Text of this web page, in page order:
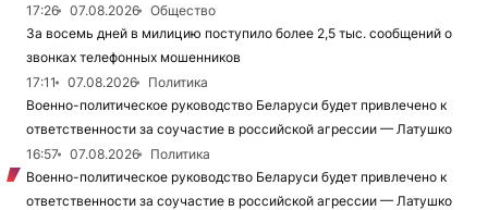
17:26
07.08.2026
Общество
За восемь дней в милицию поступило более 2,5 тыс. сообщений о
звонках телефонных мошенников
17:11
07.08.2026
Политика
Военно-политическое руководство Беларуси будет привлечено к
ответственности за соучастие в российской агрессии — Латушко
16:57
07.08.2026
Политика
Военно-политическое руководство Беларуси будет привлечено к
ответственности за соучастие в российской агрессии — Латушко